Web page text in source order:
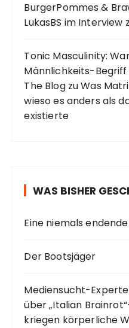
BurgerPommes &
LukasBS im Interview
Tonic Masculinity:
Männlichkeits-Begriff
The BlogzuWas
wieso es anders als
existierte
WAS BISHER
Eine niemals
Der Bootsjäger
Mediensucht-
über „Italian
kriegen körperliche